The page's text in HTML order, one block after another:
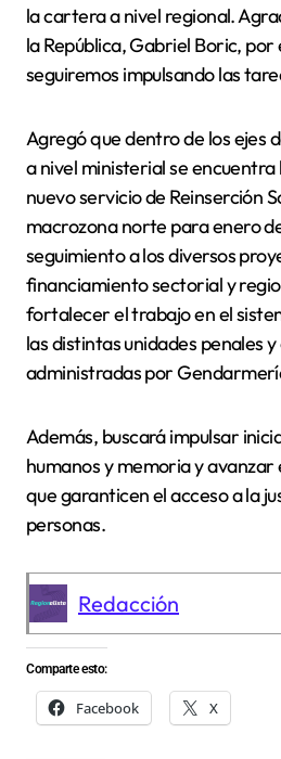
la cartera a nivel regional.
la República, Gabriel Boric,
seguiremos impulsando las
Agregó que dentro de los ejes
a nivel ministerial se
nuevo servicio de Reinserción
macrozona norte para enero
seguimiento a los diversos
financiamiento sectorial y
fortalecer el trabajo en el
las distintas unidades penales
administradas por
Además, buscará impulsar
humanos y memoria y
que garanticen el acceso a la
personas.
Redacción
Comparte esto:
Facebook X